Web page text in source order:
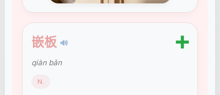
嵌板 🔊 ➕
qiàn bǎn
N.